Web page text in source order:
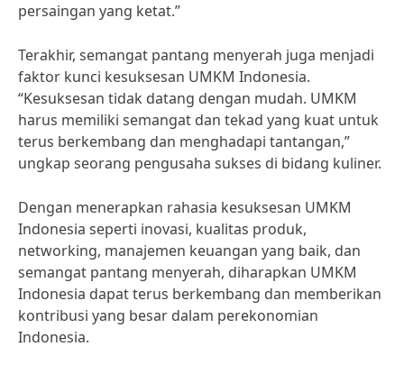
persaingan yang ketat.”
Terakhir, semangat pantang menyerah juga menjadi
faktor kunci kesuksesan UMKM Indonesia.
“Kesuksesan tidak datang dengan mudah. UMKM
harus memiliki semangat dan tekad yang kuat untuk
terus berkembang dan menghadapi tantangan,”
ungkap seorang pengusaha sukses di bidang kuliner.
Dengan menerapkan rahasia kesuksesan UMKM
Indonesia seperti inovasi, kualitas produk,
networking, manajemen keuangan yang baik, dan
semangat pantang menyerah, diharapkan UMKM
Indonesia dapat terus berkembang dan memberikan
kontribusi yang besar dalam perekonomian
Indonesia.